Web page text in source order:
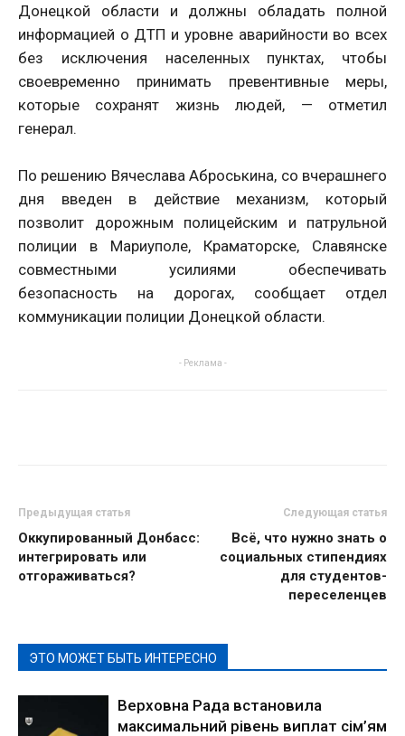
Донецкой области и должны обладать полной
информацией о ДТП и уровне аварийности во всех
без исключения населенных пунктах, чтобы
своевременно принимать превентивные меры,
которые сохранят жизнь людей, — отметил
генерал.
По решению Вячеслава Аброськина, со вчерашнего
дня введен в действие механизм, который
позволит дорожным полицейским и патрульной
полиции в Мариуполе, Краматорске, Славянске
совместными усилиями обеспечивать
безопасность на дорогах, сообщает отдел
коммуникации полиции Донецкой области.
- Реклама -
Предыдущая статья
Оккупированный Донбасс:
интегрировать или
отгораживаться?
Следующая статья
Всё, что нужно знать о
социальных стипендиях
для студентов-
переселенцев
ЭТО МОЖЕТ БЫТЬ ИНТЕРЕСНО
Верховна Рада встановила
максимальний рівень виплат сім’ям